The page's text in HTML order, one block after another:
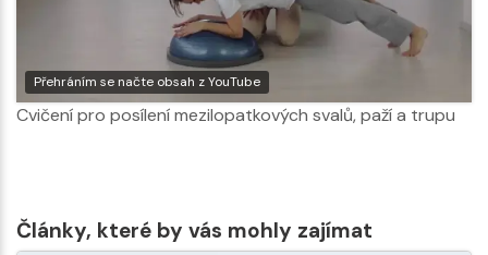
Přehráním se načte obsah z YouTube
Cvičení pro posílení mezilopatkových svalů, paží a trupu
Články, které by vás mohly zajímat